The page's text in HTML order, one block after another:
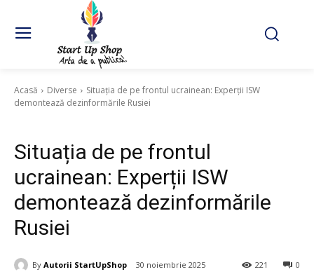
Acasă Diverse
Situația de pe frontul ucrainean: Experții ISW
demontează dezinformările Rusiei
Situația de pe frontul
ucrainean: Experții ISW
demontează dezinformările
Rusiei
By Autorii StartUpShop 30 noiembrie 2025 0
221